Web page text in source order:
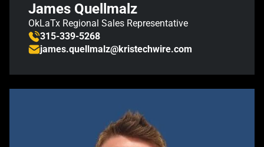
James Quellmalz
OkLaTx Regional Sales Representative
315-339-5268
james.quellmalz@kristechwire.com